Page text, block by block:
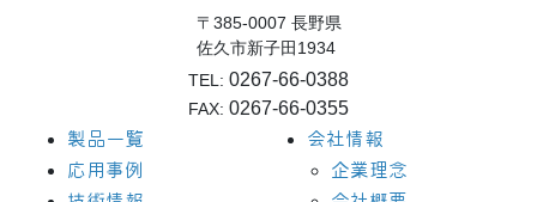
〒385-0007 長野県
佐久市新子田1934
TEL: 0267-66-0388
FAX: 0267-66-0355
製品一覧
応用事例
会社情報
企業理念